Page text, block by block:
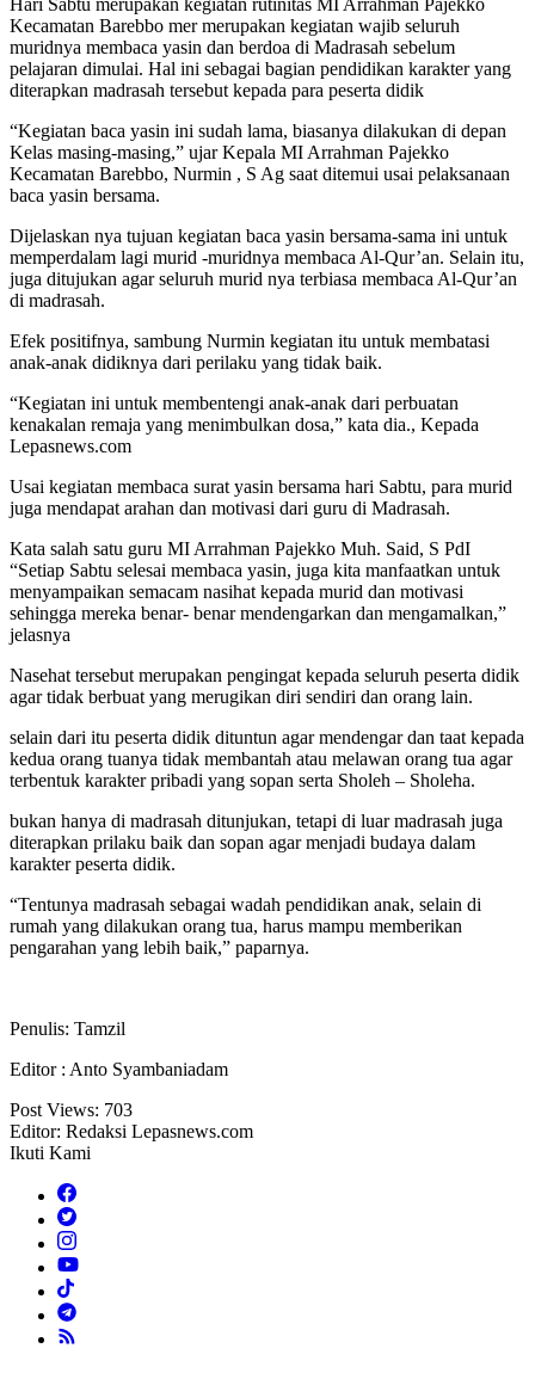
Hari Sabtu merupakan kegiatan rutinitas MI Arrahman Pajekko
Kecamatan Barebbo mer merupakan kegiatan wajib seluruh
muridnya membaca yasin dan berdoa di Madrasah sebelum
pelajaran dimulai. Hal ini sebagai bagian pendidikan karakter yang
diterapkan madrasah tersebut kepada para peserta didik
“Kegiatan baca yasin ini sudah lama, biasanya dilakukan di depan
Kelas masing-masing,” ujar Kepala MI Arrahman Pajekko
Kecamatan Barebbo, Nurmin , S Ag saat ditemui usai pelaksanaan
baca yasin bersama.
Dijelaskan nya tujuan kegiatan baca yasin bersama-sama ini untuk
memperdalam lagi murid -muridnya membaca Al-Qur’an. Selain itu,
juga ditujukan agar seluruh murid nya terbiasa membaca Al-Qur’an
di madrasah.
Efek positifnya, sambung Nurmin kegiatan itu untuk membatasi
anak-anak didiknya dari perilaku yang tidak baik.
“Kegiatan ini untuk membentengi anak-anak dari perbuatan
kenakalan remaja yang menimbulkan dosa,” kata dia., Kepada
Lepasnews.com
Usai kegiatan membaca surat yasin bersama hari Sabtu, para murid
juga mendapat arahan dan motivasi dari guru di Madrasah.
Kata salah satu guru MI Arrahman Pajekko Muh. Said, S PdI
“Setiap Sabtu selesai membaca yasin, juga kita manfaatkan untuk
menyampaikan semacam nasihat kepada murid dan motivasi
sehingga mereka benar- benar mendengarkan dan mengamalkan,”
jelasnya
Nasehat tersebut merupakan pengingat kepada seluruh peserta didik
agar tidak berbuat yang merugikan diri sendiri dan orang lain.
selain dari itu peserta didik dituntun agar mendengar dan taat kepada
kedua orang tuanya tidak membantah atau melawan orang tua agar
terbentuk karakter pribadi yang sopan serta Sholeh – Sholeha.
bukan hanya di madrasah ditunjukan, tetapi di luar madrasah juga
diterapkan prilaku baik dan sopan agar menjadi budaya dalam
karakter peserta didik.
“Tentunya madrasah sebagai wadah pendidikan anak, selain di
rumah yang dilakukan orang tua, harus mampu memberikan
pengarahan yang lebih baik,” paparnya.
Penulis: Tamzil
Editor : Anto Syambaniadam
Post Views: 703
Editor: Redaksi Lepasnews.com
Ikuti Kami